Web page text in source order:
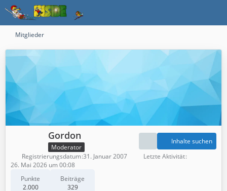
Mitglieder
Gordon
Moderator
Punkte
2.000
Beiträge
329
Inhalte suchen
Registrierungsdatum 31. Januar 2007
Letzte Aktivität
26. Mai 2026 um 00:08